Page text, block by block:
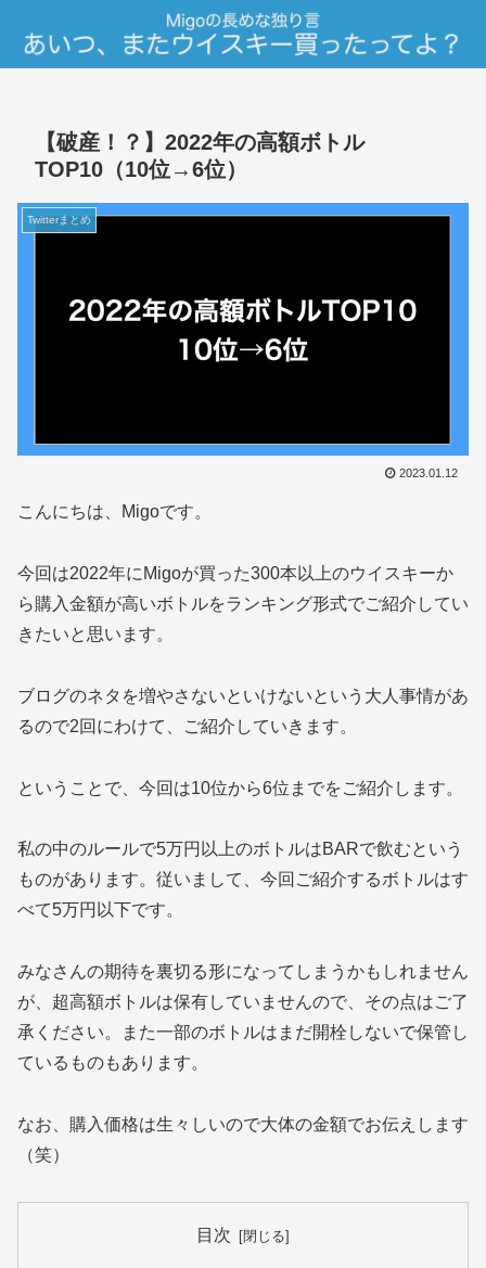
【破産！？】2022年の高額ボトル
TOP10（10位→6位）
Twitterまとめ
2023.01.12
こんにちは、Migoです。
今回は2022年にMigoが買った300本以上のウイスキーか
ら購入金額が高いボトルをランキング形式でご紹介してい
きたいと思います。
ブログのネタを増やさないといけないという大人事情があ
るので2回にわけて、ご紹介していきます。
ということで、今回は10位から6位までをご紹介します。
私の中のルールで5万円以上のボトルはBARで飲むという
ものがあります。従いまして、今回ご紹介するボトルはす
べて5万円以下です。
みなさんの期待を裏切る形になってしまうかもしれません
が、超高額ボトルは保有していませんので、その点はご了
承ください。また一部のボトルはまだ開栓しないで保管し
ているものもあります。
なお、購入価格は生々しいので大体の金額でお伝えします
（笑）
目次